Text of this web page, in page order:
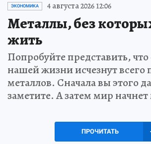
ЭКОНОМИКА 4 августа 2026 12:06
Металлы, без
жить
Попробуйте представить,
нашей жизни исчезнут всего
металлов. Сначала вы этого
заметите. А затем мир
ПРОЧИТАТЬ